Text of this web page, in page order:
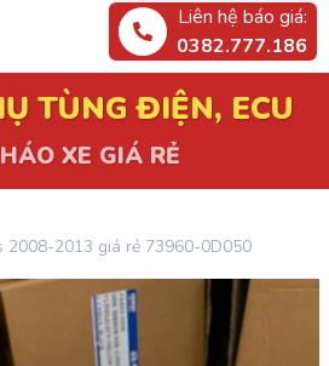
Liên hệ báo giá:
0382.777.186
TÙNG ĐIỆN, ECU
XE GIÁ RẺ
2008-2013 giá rẻ 73960-0D050